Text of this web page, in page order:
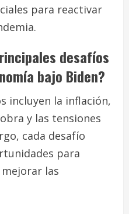
para reactivar
desafíos
bajo Biden?
incluyen la inflación,
y las tensiones
cada desafío
para
las